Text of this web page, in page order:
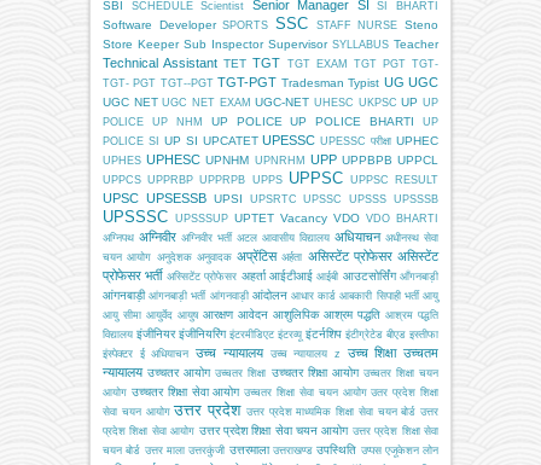
SBI SCHEDULE Scientist Senior Manager SI SI BHARTI
Software Developer SPORTS SSC STAFF NURSE
Steno
Store Keeper Sub Inspector Supervisor SYLLABUS Teacher
Technical Assistant TET TGT TGT EXAM TGT PGT TGT-
TGT- PGT TGT--PGT TGT-PGT Tradesman Typist UG UGC
UGC NET UGC NET EXAM UGC-NET UHESC UKPSC UP UP
POLICE
UP NHM UP POLICE UP POLICE BHARTI
UP
POLICE SI
UP SI UPCATET UPESSC UPESSC परीक्षा UPHEC
UPHES UPHESC UPNHM UPNRHM UPP UPPBPB UPPCL
UPPCS UPPRBP UPPRPB UPPS UPPSC UPPSC RESULT
UPSC UPSESSB UPSI UPSRTC UPSSC UPSSS UPSSSB
UPSSSC UPSSSUP UPTET Vacancy VDO VDO BHARTI
अग्निपथ अग्निवीर अग्निवीर भर्ती अटल आवासीय विद्यालय अधियाचन अधीनस्थ सेवा
चयन आयोग अनुदेशक अनुवादक अप्रेंटिस अर्हता असिस्टेंट प्रोफेसर असिस्टेंट
प्रोफेसर भर्ती अस्सिटेंट प्रोफेसर अहर्ता आईटीआई आईबी आउटसोर्सिंग आँगनबाड़ी
आंगनबाड़ी आंगनबाड़ी भर्ती आंगनवाड़ी आंदोलन आधार कार्ड आबकारी सिपाही भर्ती आयु
आयु सीमा आयुर्वेद आयुष आरक्षण आवेदन आशुलिपिक आश्रम पद्धति आश्रम पद्धति
विद्यालय इंजीनियर इंजीनियरिंग इंटरमीडिएट इंटरव्यू इंटर्नशिप इंटीग्रेटेड बीएड इस्तीफा
इंस्पेक्टर ई अधियाचन उच्च न्यायालय उच्च न्यायालय z उच्च शिक्षा उच्चतम
न्यायालय उच्चतर आयोग उच्चतर शिक्षा उच्चतर शिक्षा आयोग उच्चतर शिक्षा चयन
आयोग उच्चतर शिक्षा सेवा आयोग उच्चतर शिक्षा सेवा चयन आयोग उतर प्रदेश शिक्षा
सेवा चयन आयोग उत्तर प्रदेश उत्तर प्रदेश माध्यमिक शिक्षा सेवा चयन बोर्ड उत्तर
प्रदेश शिक्षा सेवा आयोग उत्तर प्रदेश शिक्षा सेवा चयन आयोग उत्तर प्रदेश शिक्षा सेवा
चयन बोर्ड उत्तर माला उत्तरकुंजी उत्तरमाला उत्तराखण्ड उपस्थिति उप्पस एजूकेशन लोन